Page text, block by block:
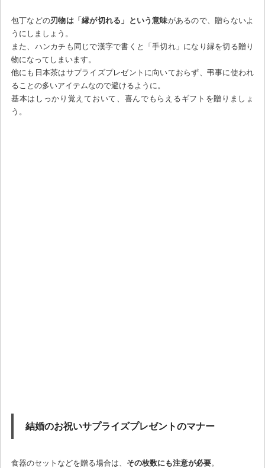
包丁などの刃物は「縁が切れる」という意味があるので、贈らないよ
うにしましょう。
また、ハンカチも同じで漢字で書くと「手切れ」になり縁を切る贈り
物になってしまいます。
他にも日本茶はサプライズプレゼントに向いておらず、弔事に使われ
ることの多いアイテムなので避けるように。
基本はしっかり覚えておいて、喜んでもらえるギフトを贈りましょ
う。
結婚のお祝いサプライズプレゼントのマナー
食器のセットなどを贈る場合は、 その枚数にも注意が必要。